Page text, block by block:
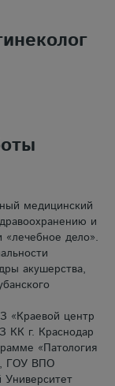
медицинский
и
«лечебное дело».
акушерства,
«Краевой центр
КК г. Краснодар
«Патология
ГОУ ВПО
Университет